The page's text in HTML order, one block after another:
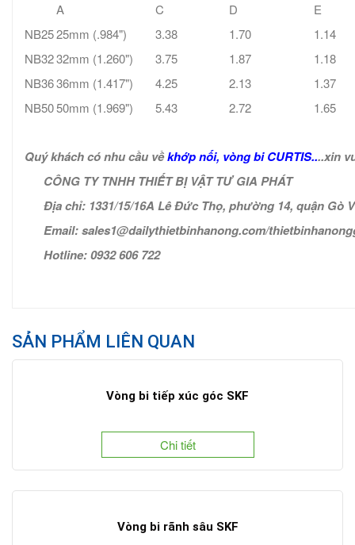
A C D
E
NB2525mm (.984") 3.38 1.70
1.14
NB3232mm (1.260") 3.75 1.87
1.18
NB3636mm (1.417") 4.25 2.13
1.37
NB5050mm (1.969") 5.43 2.72 1.65
Quý khách có nhu cầu vềkhớp nối, vòng bi CURTIS....xin
CÔNG TY TNHH THIẾT BỊ VẬT TƯ GIA PHÁT
Địa chỉ: 1331/15/16A Lê Đức Thọ, phường 14, quận Gò
Email: sales1@dailythietbinhanong.com/
Hotline: 0932 606 722
SẢN PHẨM LIÊN QUAN
Vòng bi tiếp xúc góc SKF
Chi tiết
Vòng bi rãnh sâu SKF